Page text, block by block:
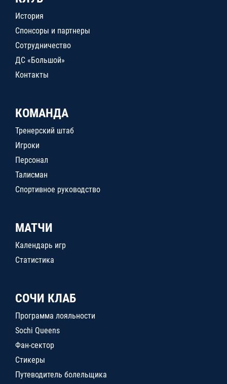
История
Спонсоры и партнеры
Сотрудничество
ДС «Большой»
Контакты
КОМАНДА
Тренерский штаб
Игроки
Персонал
Талисман
Спортивное руководство
МАТЧИ
Календарь игр
Статистика
СОЧИ КЛАБ
Программа лояльности
Sochi Queens
Фан-сектор
Стикеры
Путеводитель болельщика